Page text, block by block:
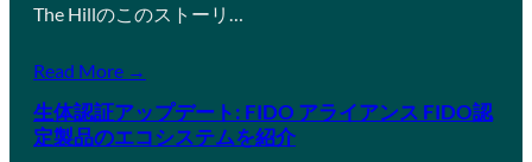
The Hillのこのストーリ…
Read More →
生体認証アップデート: FIDO アライアンス FIDO認
定製品のエコシステムを紹介